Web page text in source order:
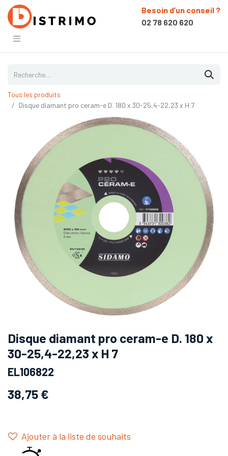
Besoin d’un conseil ?
02 78 620 620
Tous les produits
Disque diamant pro ceram-e D. 180 x 30-25,4-22,23 x H 7
Disque diamant pro ceram-e D. 180 x
30-25,4-22,23 x H 7
EL106822
38,75 €
Ajouter à la liste de souhaits